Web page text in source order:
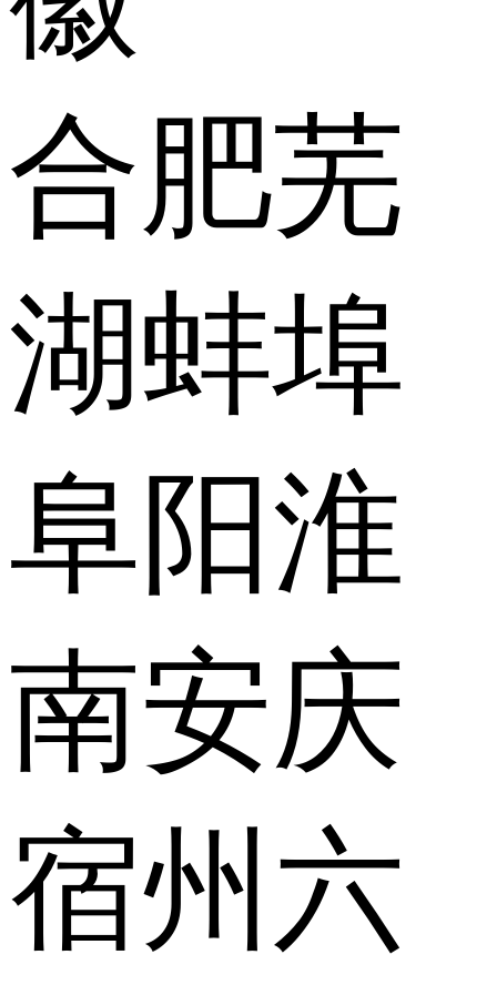
合肥芜
湖蚌埠
阜阳淮
南安庆
宿州 六